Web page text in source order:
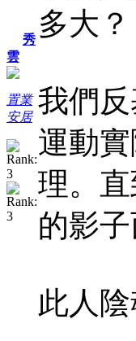
秀
雲
置業
安居
多大？
我們
運動
理。
的影子
此人